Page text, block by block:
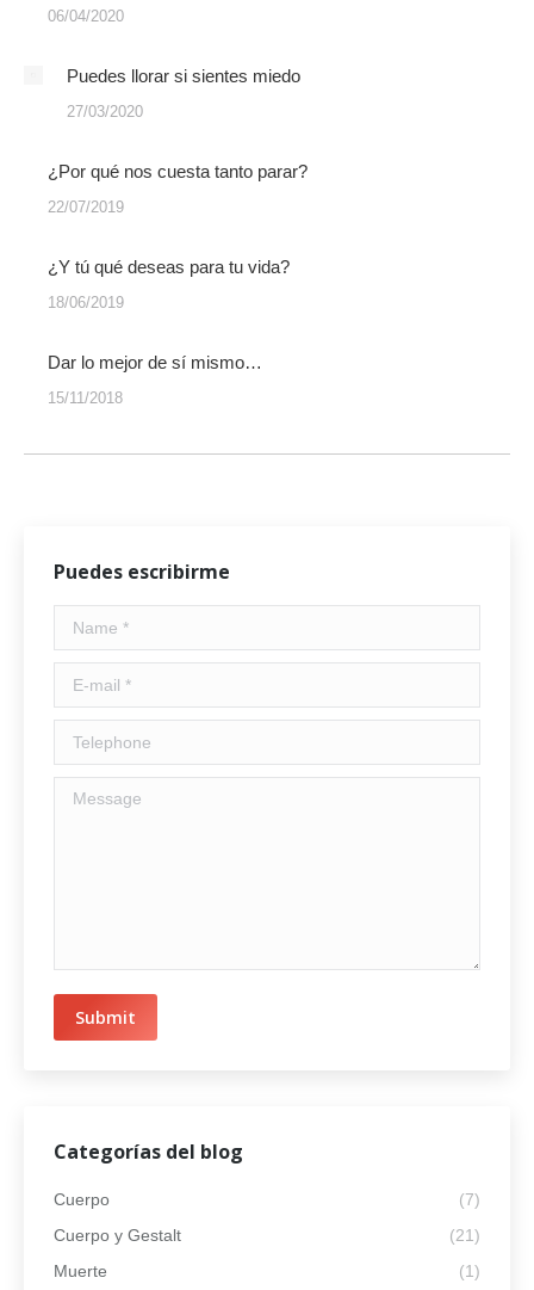
06/04/2020
Puedes llorar si sientes miedo
27/03/2020
¿Por qué nos cuesta tanto parar?
22/07/2019
¿Y tú qué deseas para tu vida?
18/06/2019
Dar lo mejor de sí mismo…
15/11/2018
Puedes escribirme
Name *
E-mail *
Telephone
Message
Submit
Categorías del blog
Cuerpo
(7)
Cuerpo y Gestalt
(21)
Muerte
(1)